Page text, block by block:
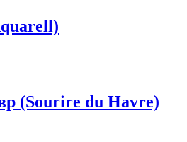
(Sourire du Havre)